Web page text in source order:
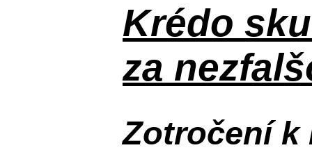
Krédo
za
Zotročení k